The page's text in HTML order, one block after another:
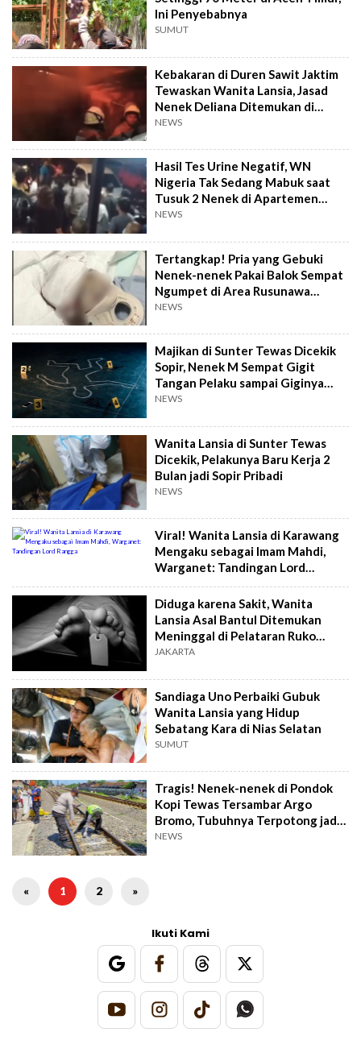
Ini Penyebabnya
SUMUT
Kebakaran di Duren Sawit Jaktim
Tewaskan Wanita Lansia, Jasad
Nenek Deliana Ditemukan di
Kamar Mandi
NEWS
Hasil Tes Urine Negatif, WN
Nigeria Tak Sedang Mabuk saat
Tusuk 2 Nenek di Apartemen
Kelapa Gading
NEWS
Tertangkap! Pria yang Gebuki
Nenek-nenek Pakai Balok Sempat
Ngumpet di Area Rusunawa
Cengkareng
NEWS
Majikan di Sunter Tewas Dicekik
Sopir, Nenek M Sempat Gigit
Tangan Pelaku sampai Giginya
Patah
NEWS
Wanita Lansia di Sunter Tewas
Dicekik, Pelakunya Baru Kerja 2
Bulan jadi Sopir Pribadi
NEWS
Viral! Wanita Lansia di Karawang
Mengaku sebagai Imam Mahdi,
Warganet: Tandingan Lord
Rangga
Diduga karena Sakit, Wanita
Lansia Asal Bantul Ditemukan
Meninggal di Pelataran Ruko
Palmerah
JAKARTA
Sandiaga Uno Perbaiki Gubuk
Wanita Lansia yang Hidup
Sebatang Kara di Nias Selatan
SUMUT
Tragis! Nenek-nenek di Pondok
Kopi Tewas Tersambar Argo
Bromo, Tubuhnya Terpotong jadi
5 Bagian
NEWS
« 1 2 »
Ikuti Kami